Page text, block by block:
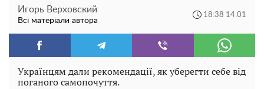
Игорь Верховский
Всі матеріали автора
18:38 14.01
Українцям дали рекомендації, як уберегти себе від
поганого самопочуття.